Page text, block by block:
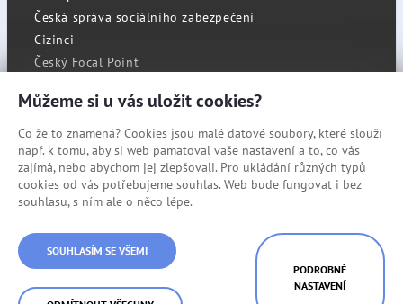
Česká správa sociálního zabezpečení
Cizinci
Český Focal Point
RSS
Cookies
Prohlášení o přístupnosti
Mapa stránek
© Státní úřad inspekce práce
Můžeme si u vás uložit cookies?
Co že to znamená? Cookies jsou malé datové soubory, které slouží
např. k tomu, aby si web pamatoval vaše nastavení a to, co vás
zajímá, nebo abychom jej zlepšovali. Pro ukládání různých typů
cookies od vás potřebujeme souhlas. Web bude fungovat i bez
souhlasu, s ním ale o něco lépe.
SOUHLASÍM SE VŠEMI
PODROBNÉ
NASTAVENÍ